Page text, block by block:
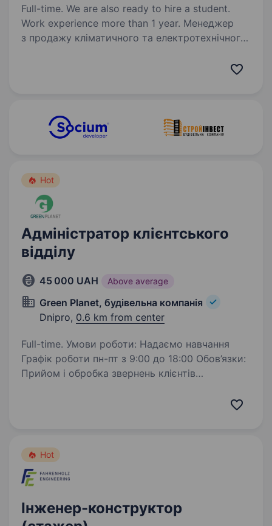
Full-time. We are also ready to hire a student.
Work experience more than 1 year. Менеджер
з продажу кліматичного та електротехнічного
Hot
Адміністратор клієнтського
відділу
45 000 UAH Above average
Green Planet, будівельна компанія
Dnipro, 0.6 km from center
Full-time. Умови роботи: Надаємо навчання
Графік роботи пн-пт з 9:00 до 18:00 Обов’язки:
Прийом і обробка звернень клієнтів
відгуків клієнтів Телефон: +380631734429…
Hot
Інженер-конструктор